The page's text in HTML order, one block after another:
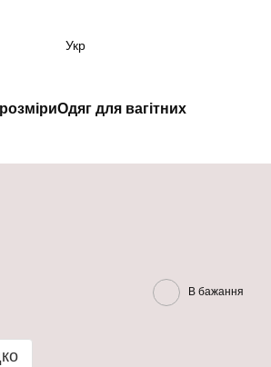
Укр
Одяг для вагітних
В бажання